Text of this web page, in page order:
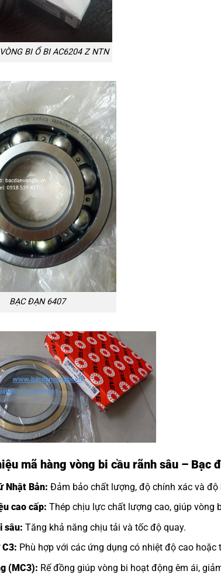
BI Ổ BI AC6204 Z NTN
BẠC ĐẠN 6407
mã hàng vòng bi cầu rãnh sâu – Bạc
Nhật Bản: Đảm bảo chất lượng, độ chính xác và độ
cao cấp: Thép chịu lực chất lượng cao, giúp vòng
sâu: Tăng khả năng chịu tải và tốc độ quay.
C3: Phù hợp với các ứng dụng có nhiệt độ cao hoặc
(MC3): Rế đồng giúp vòng bi hoạt động êm ái,